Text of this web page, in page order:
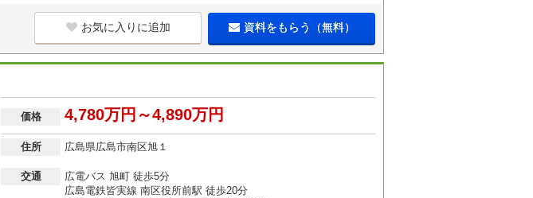
お気に入りに追加 資料をもらう（無料）
価格 4,780万円～4,890万円
住所 広島県広島市南区旭１
交通
広電バス 旭町 徒歩5分
広島電鉄皆実線 南区役所前駅 徒歩20分